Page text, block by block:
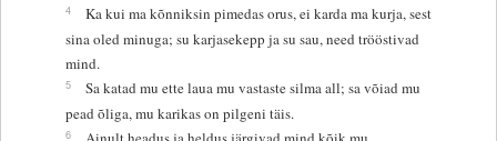
4
Ka kui ma kõnniksin pimedas orus, ei karda ma kurja, sest
sina oled minuga; su karjasekepp ja su sau, need trööstivad
mind.
5
Sa katad mu ette laua mu vastaste silma all; sa võiad mu
pead õliga, mu karikas on pilgeni täis.
6